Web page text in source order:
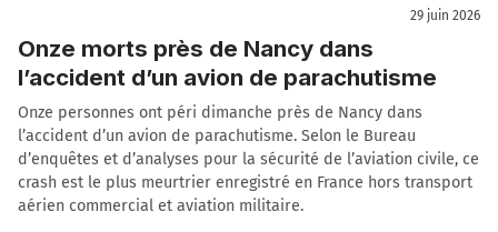
29 juin 2026
Onze morts près de Nancy dans
l’accident d’un avion de parachutisme
Onze personnes ont péri dimanche près de Nancy dans
l’accident d’un avion de parachutisme. Selon le Bureau
d’enquêtes et d’analyses pour la sécurité de l’aviation civile, ce
crash est le plus meurtrier enregistré en France hors transport
aérien commercial et aviation militaire.